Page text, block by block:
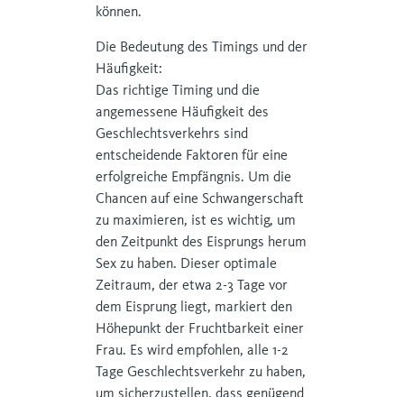
können.
Die Bedeutung des Timings und der
Häufigkeit:
Das richtige Timing und die
angemessene Häufigkeit des
Geschlechtsverkehrs sind
entscheidende Faktoren für eine
erfolgreiche Empfängnis. Um die
Chancen auf eine Schwangerschaft
zu maximieren, ist es wichtig, um
den Zeitpunkt des Eisprungs herum
Sex zu haben. Dieser optimale
Zeitraum, der etwa 2-3 Tage vor
dem Eisprung liegt, markiert den
Höhepunkt der Fruchtbarkeit einer
Frau. Es wird empfohlen, alle 1-2
Tage Geschlechtsverkehr zu haben,
um sicherzustellen, dass genügend